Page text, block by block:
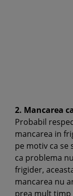
2. Mancarea
Probabil
mancarea in
pe motiv ca se
ca problema
frigider,
mancarea nu
prea mult timp